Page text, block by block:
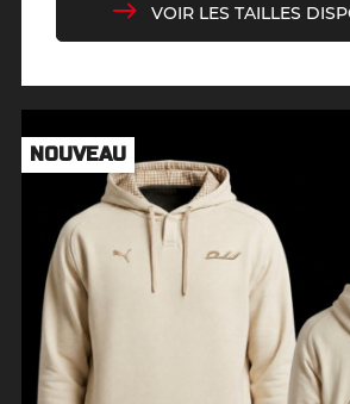
VOIR LES TAILLES
NOUVEAU